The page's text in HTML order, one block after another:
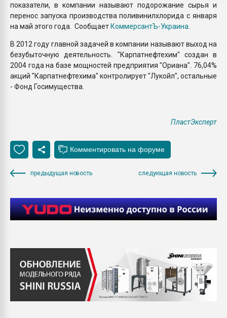
показатели, в компании называют подорожание сырья и
перенос запуска производства поливинилхлорида с января
на май этого года. СообщаетКоммерсантЪ-Украина
В 2012 году главной задачей в компании называют выход на
безубыточную деятельность. "Карпатнефтехим" создан в
2004 года на базе мощностей предприятия "Ориана". 76,04%
акций "Карпатнефтехима" контролирует "Лукойл", остальные
- Фонд Госимущества.
ПластЭксперт
предыдущая новость следующая новость